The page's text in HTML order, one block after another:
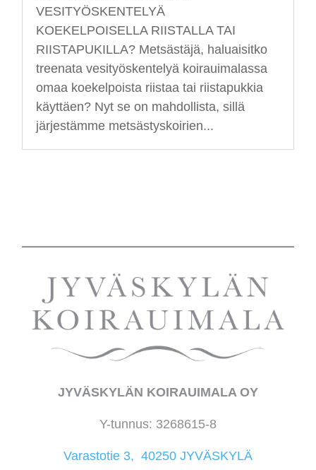
VESITYÖSKENTELYÄ
KOEKELPOISELLA RIISTALLA TAI
RIISTAPUKILLA? Metsästäjä, haluaisitko
treenata vesityöskentelyä koirauimalassa
omaa koekelpoista riistaa tai riistapukkia
käyttäen? Nyt se on mahdollista, sillä
järjestämme metsästyskoirien...
JYVÄSKYLÄN KOIRAUIMALA OY
Y-tunnus: 3268615-8
Varastotie 3, 40250 JYVÄSKYLÄ